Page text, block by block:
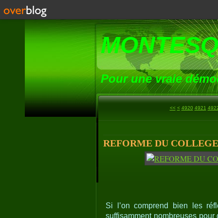
Pour une vraie
<< < 4900
4910
4920 4921
REFORME DU
Si l’on comprend bien les
suffisamment nombreuses